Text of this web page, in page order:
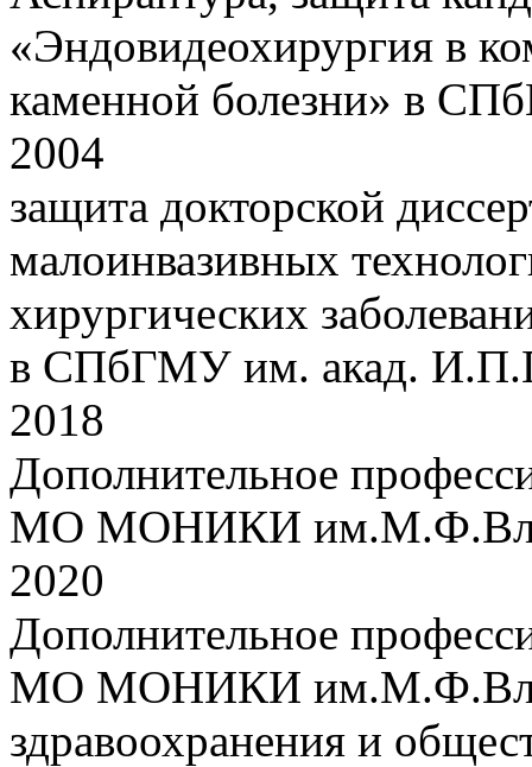
«Эндовидеохирургия в
каменной болезни» в
2004
защита докторской
малоинвазивных
хирургических
в СПбГМУ им. акад.
2018
Дополнительное
МО МОНИКИ
2020
Дополнительное
МО МОНИКИ
здравоохранения и